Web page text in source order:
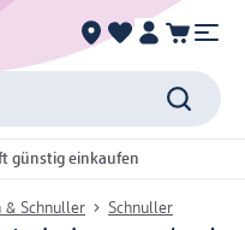
günstig einkaufen
& Schnuller Schnuller